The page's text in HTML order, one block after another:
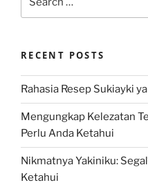
for:
RECENT POSTS
Rahasia Resep Sukiayki
Mengungkap Kelezatan
Perlu Anda Ketahui
Nikmatnya Yakiniku:
Ketahui